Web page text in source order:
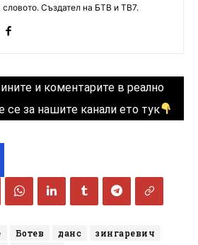
словото. Създател на БТВ и ТВ7.
и коментарите в реално
се за нашите канали ето тук
Ботев данс
зингаревич